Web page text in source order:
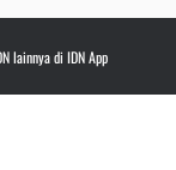
lainnya di IDN App